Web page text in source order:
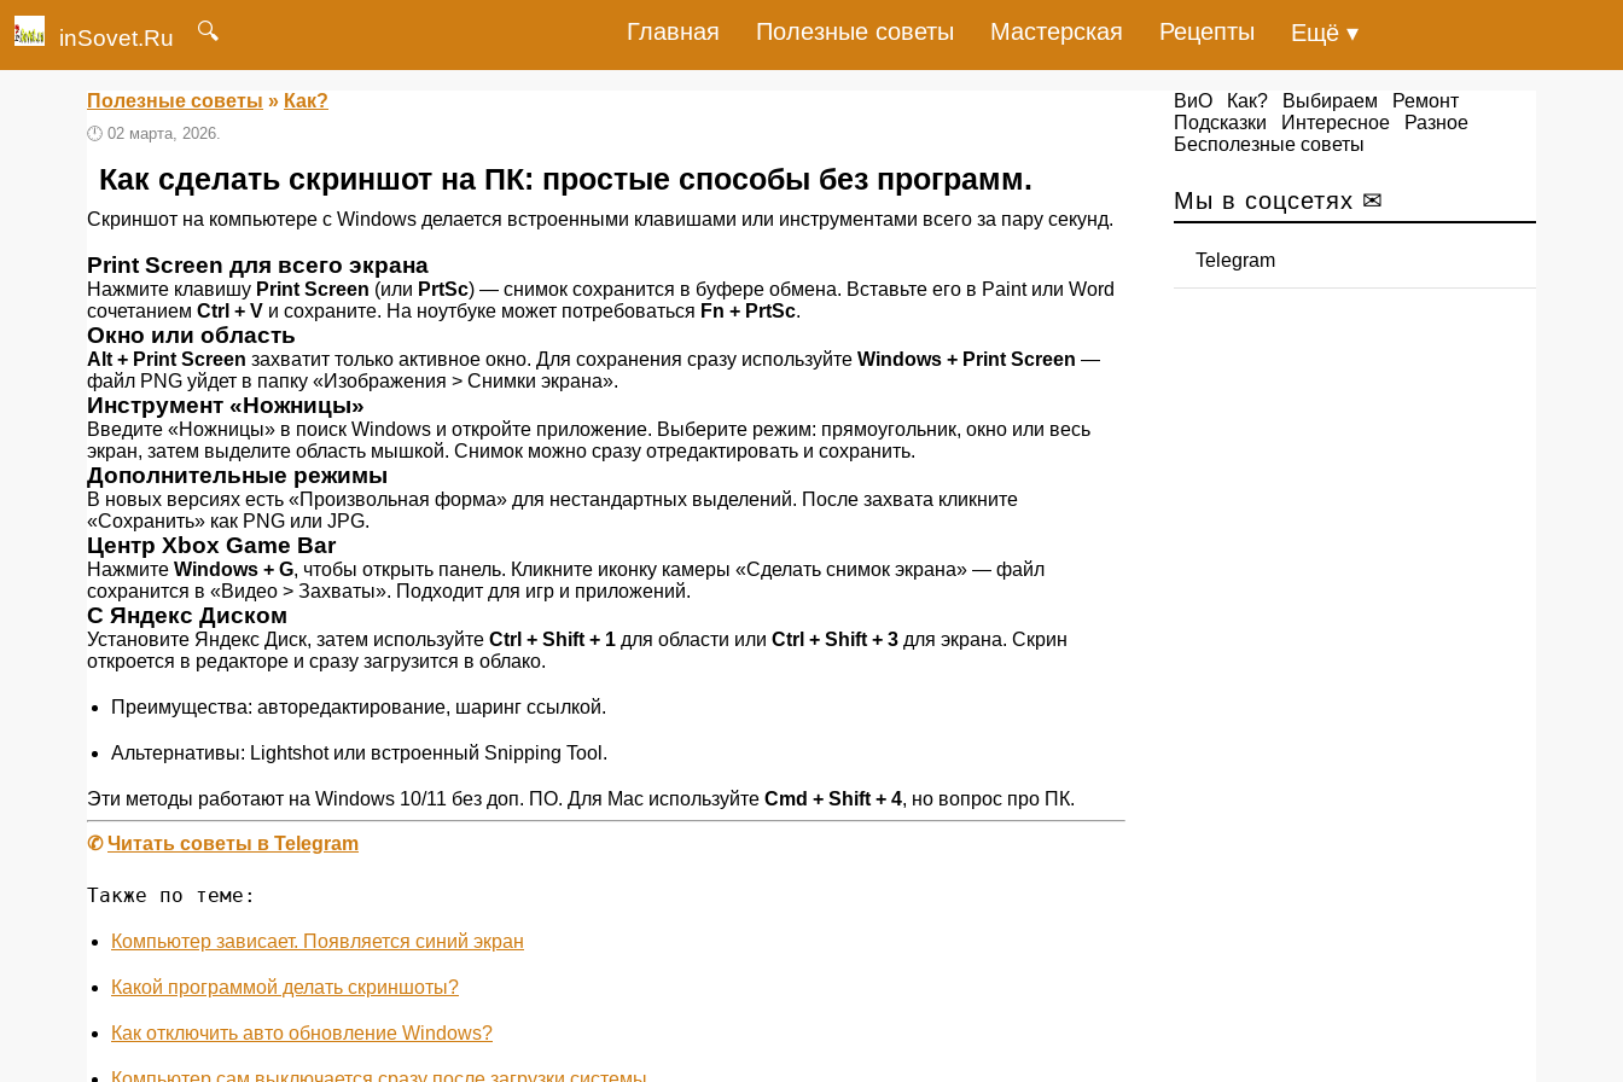
inSovet.Ru 🔍 Главная Полезные советы Мастерская Рецепты Ещё ▾
Полезные советы » Как?
🕛 02 марта, 2026.
Как сделать скриншот на ПК: простые способы без программ.
Скриншот на компьютере с Windows делается встроенными клавишами или инструментами всего за пару секунд.
Print Screen для всего экрана
Нажмите клавишу Print Screen (или PrtSc) — снимок сохранится в буфере обмена. Вставьте его в Paint или Word
сочетанием Ctrl + V и сохраните. На ноутбуке может потребоваться Fn + PrtSc.
Окно или область
Alt + Print Screen захватит только активное окно. Для сохранения сразу используйте Windows + Print Screen —
файл PNG уйдет в папку «Изображения > Снимки экрана».
Инструмент «Ножницы»
Введите «Ножницы» в поиск Windows и откройте приложение. Выберите режим: прямоугольник, окно или весь
экран, затем выделите область мышкой. Снимок можно сразу отредактировать и сохранить.
Дополнительные режимы
В новых версиях есть «Произвольная форма» для нестандартных выделений. После захвата кликните
«Сохранить» как PNG или JPG.
Центр Xbox Game Bar
Нажмите Windows + G, чтобы открыть панель. Кликните иконку камеры «Сделать снимок экрана» — файл
сохранится в «Видео > Захваты». Подходит для игр и приложений.
С Яндекс Диском
Установите Яндекс Диск, затем используйте Ctrl + Shift + 1 для области или Ctrl + Shift + 3 для экрана. Скрин
откроется в редакторе и сразу загрузится в облако.
Преимущества: авторедактирование, шаринг ссылкой.
Альтернативы: Lightshot или встроенный Snipping Tool.
Эти методы работают на Windows 10/11 без доп. ПО. Для Mac используйте Cmd + Shift + 4, но вопрос про ПК.
✆Читать советы в Telegram
Также по теме:
Компьютер зависает. Появляется синий экран
Какой программой делать скриншоты?
Как отключить авто обновление Windows?
ВиО Как? Выбираем
Ремонт
Подсказки
Интересное
Разное
Бесполезные советы
Мы в соцсетях ✉
Telegram